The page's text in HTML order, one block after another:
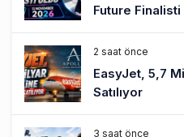
Future Finalisti
2 saat önce
EasyJet, 5,7
Satılıyor
3 saat önce